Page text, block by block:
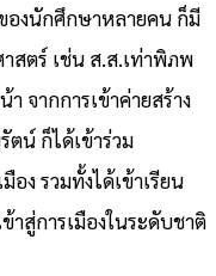
องนักศึกษาหลายคน ก็มี
สตร์ เช่น ส.ส.เท่าพิภพ
จากการเข้าค่ายสร้าง
ตน์ ก็ได้เข้าร่วม
ง รวมทั้งได้เข้าเรียน
าสู่การเมืองในระดับชาติ